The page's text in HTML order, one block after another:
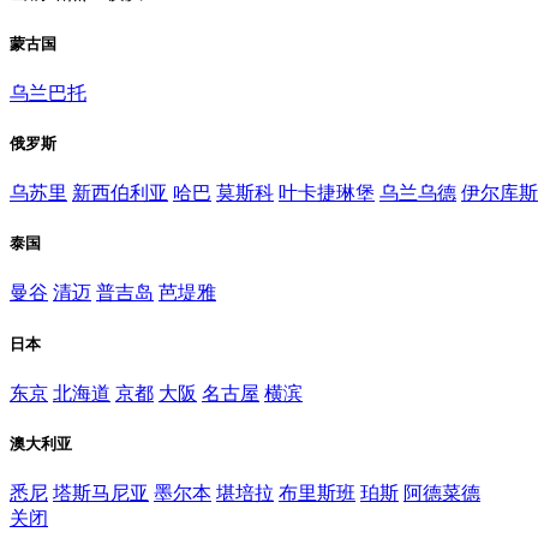
蒙古国
乌兰巴托
俄罗斯
乌苏里 新西伯利亚 哈巴 莫斯科 叶卡捷琳堡 乌兰乌德 伊尔库
泰国
曼谷 清迈 普吉岛 芭堤雅
日本
东京 北海道 京都 大阪 名古屋 横滨
澳大利亚
悉尼 塔斯马尼亚 墨尔本 堪培拉 布里斯班 珀斯 阿德菜德
关闭